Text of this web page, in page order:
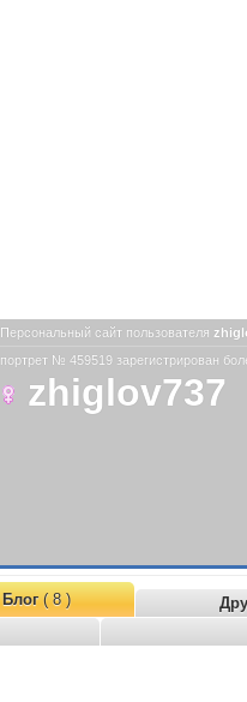
Персональный сайт пользователя
портрет № 459519 зарегистрирован
zhiglov737
Блог( 8 )